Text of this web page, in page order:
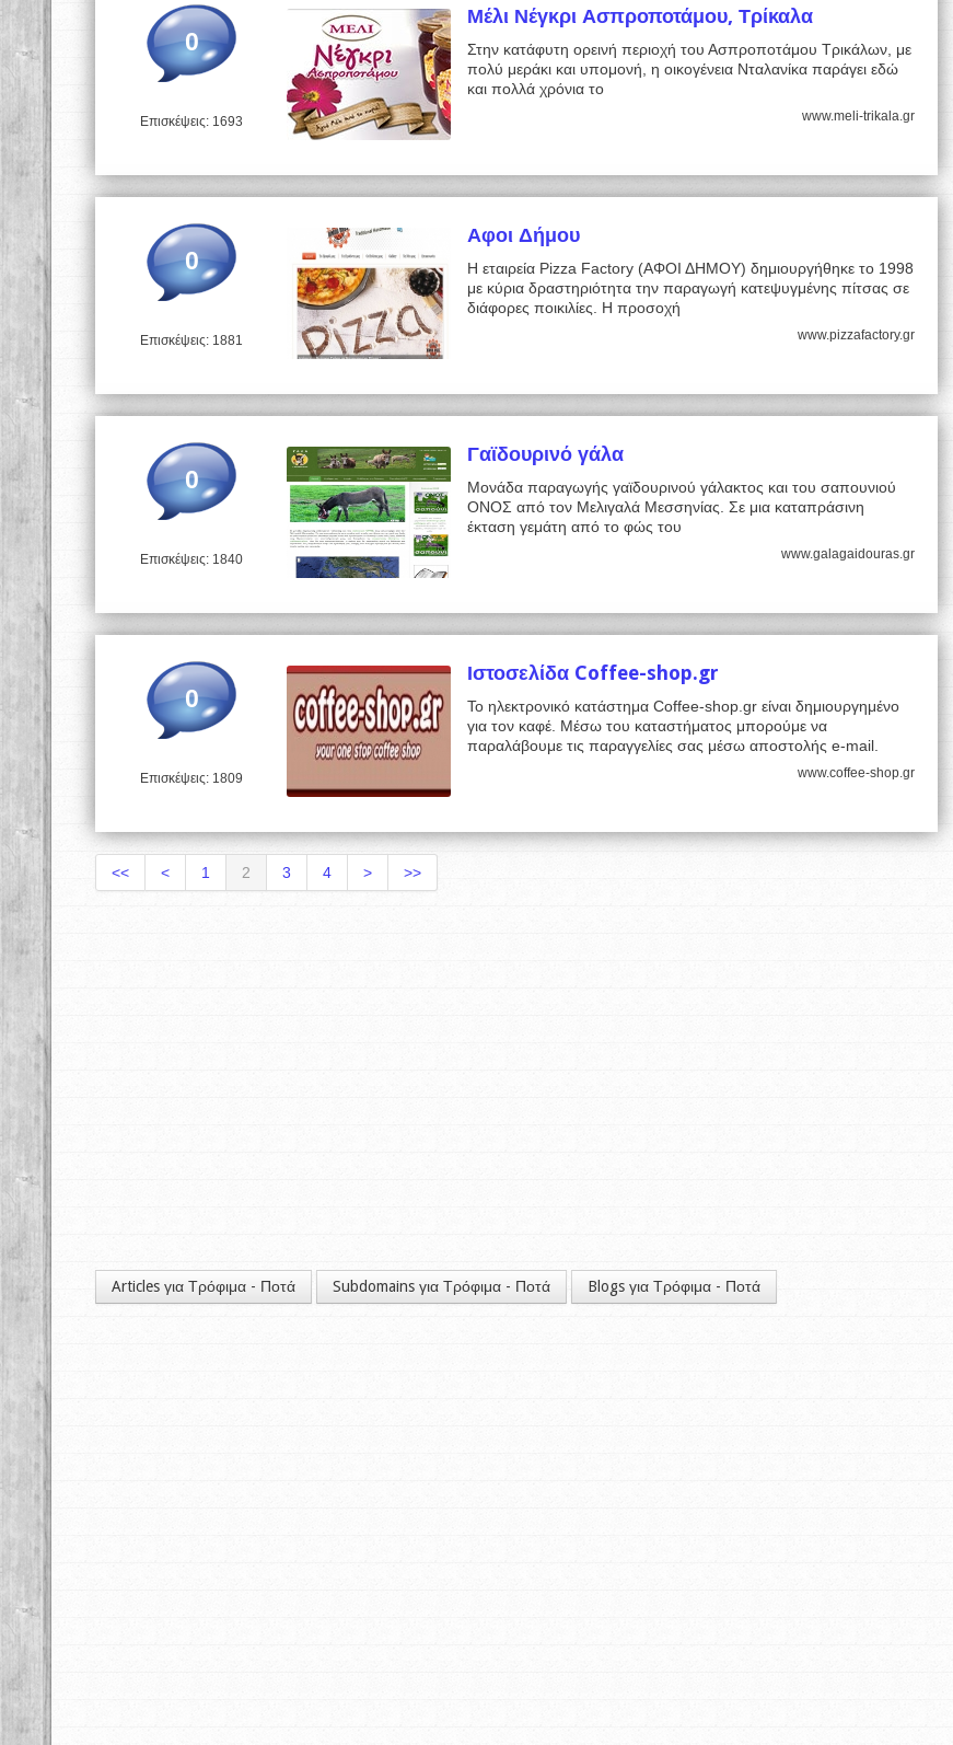
0
Επισκέψεις: 1693
Μέλι Νέγκρι Ασπροποτάμου, Τρίκαλα
Στην κατάφυτη ορεινή περιοχή του Ασπροποτάμου Τρικάλων, με
πολύ μεράκι και υπομονή, η οικογένεια Νταλανίκα παράγει εδώ
και πολλά χρόνια το
www.meli-trikala.gr
0
Επισκέψεις: 1881
Αφοι Δήμου
Η εταιρεία Pizza Factory (ΑΦΟΙ ΔΗΜΟΥ) δημιουργήθηκε το 1998
με κύρια δραστηριότητα την παραγωγή κατεψυγμένης πίτσας σε
διάφορες ποικιλίες. Η προσοχή
www.pizzafactory.gr
0
Επισκέψεις: 1840
Γαϊδουρινό γάλα
Μονάδα παραγωγής γαϊδουρινού γάλακτος και του σαπουνιού
ΟΝΟΣ από τον Μελιγαλά Μεσσηνίας. Σε μια καταπράσινη
έκταση γεμάτη από το φώς του
www.galagaidouras.gr
0
Επισκέψεις: 1809
Ιστοσελίδα Coffee-shop.gr
Το ηλεκτρονικό κατάστημα Coffee-shop.gr είναι δημιουργημένο
για τον καφέ. Μέσω του καταστήματος μπορούμε να
παραλάβουμε τις παραγγελίες σας μέσω αποστολής e-mail.
www.coffee-shop.gr
<< < 1 2 3 4 > >>
Articles για Τρόφιμα - Ποτά Subdomains για Τρόφιμα - Ποτά Blogs για Τρόφιμα - Ποτά